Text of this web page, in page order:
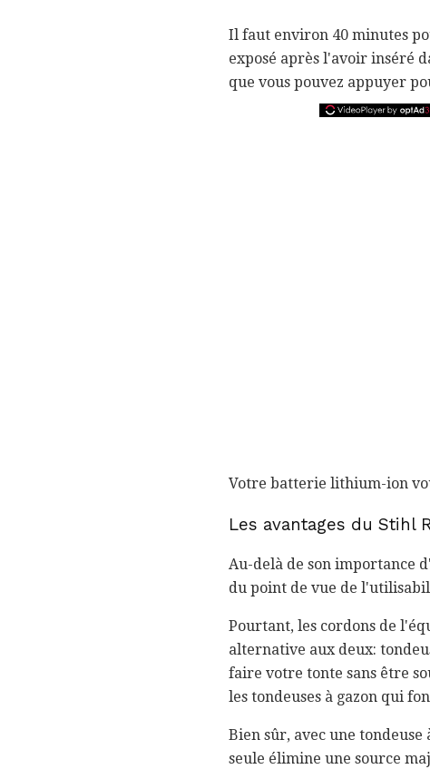
Il faut environ 40 minutes
exposé après l'avoir inséré
que vous pouvez appuyer
Votre batterie lithium-ion
Les avantages du Stihl
Au-delà de son importance
du point de vue de
Pourtant, les cordons de
alternative aux deux:
faire votre tonte sans être
les tondeuses à gazon qui
Bien sûr, avec une
seule élimine une source